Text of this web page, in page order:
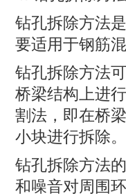
钻孔拆除方法
要适用于钢筋
钻孔拆除方法
桥梁结构上进
割法，即在桥
小块进行拆除。
钻孔拆除方法
和噪音对周围